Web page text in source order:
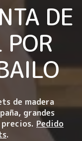
DE
POR
de madera
grandes
Pedido
.